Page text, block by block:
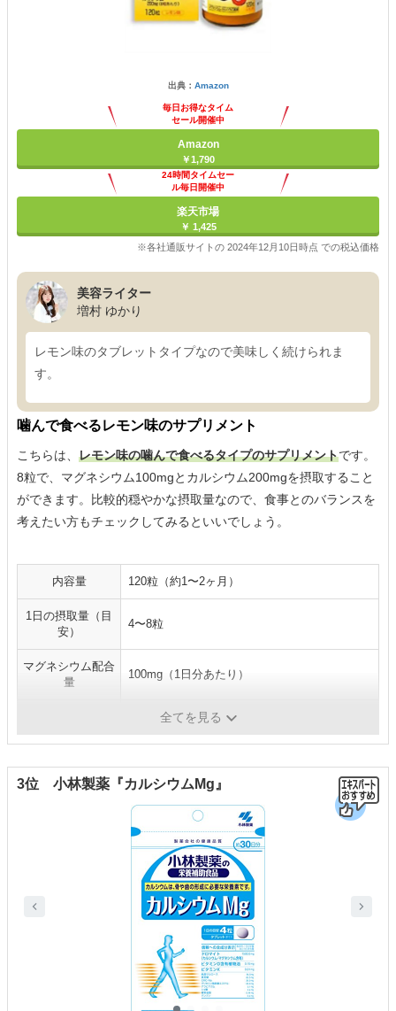
出典： Amazon
毎日お得なタイム
セール開催中
Amazon
￥1,790
24時間タイムセー
ル毎日開催中
楽天市場
￥ 1,425
※各社通販サイトの 2024年12月10日時点 での税込価格
美容ライター
増村 ゆかり
レモン味のタブレットタイプなので美味しく続けられま
す。
噛んで食べるレモン味のサプリメント
こちらは、 レモン味の噛んで食べるタイプのサプリメントです。
8粒で、マグネシウム100mgとカルシウム200mgを摂取すること
ができます。比較的穏やかな摂取量なので、食事とのバランスを
考えたい方もチェックしてみるといいでしょう。
内容量 120粒（約1〜2ヶ月）
1日の摂取量（目
安）
4〜8粒
マグネシウム配合
量
100mg（1日分あたり）
三角錠全てを見る
3位 小林製薬『カルシウムMg』